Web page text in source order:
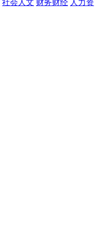
社会人文 财务财经 人力资